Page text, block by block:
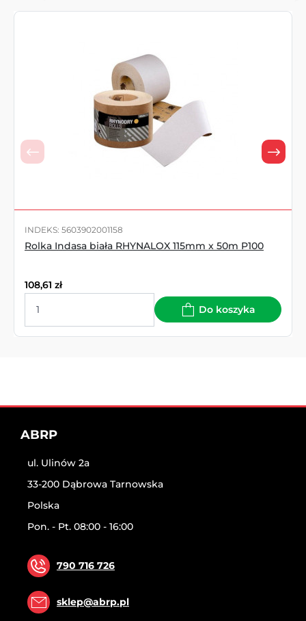
INDEKS: 5603902001158
Rolka Indasa biała RHYNALOX 115mm x 50m P100
108,61 zł
Do koszyka
ABRP
ul. Ulinów 2a
33-200 Dąbrowa Tarnowska
Polska
Pon. - Pt. 08:00 - 16:00
790 716 726
sklep@abrp.pl